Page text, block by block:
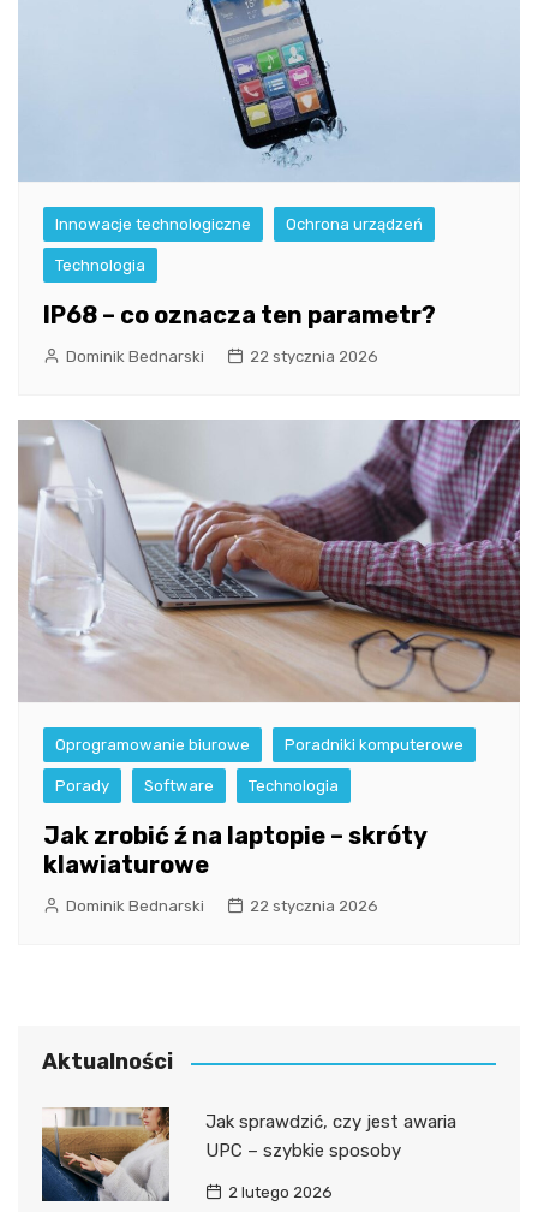
Innowacje technologiczne Ochrona urządzeń
Technologia
IP68 – co oznacza ten parametr?
Dominik Bednarski 22 stycznia 2026
Oprogramowanie biurowe Poradniki komputerowe
Porady Software Technologia
Jak zrobić ź na laptopie – skróty
klawiaturowe
Dominik Bednarski 22 stycznia 2026
Aktualności
Jak sprawdzić, czy jest awaria
UPC – szybkie sposoby
2 lutego 2026